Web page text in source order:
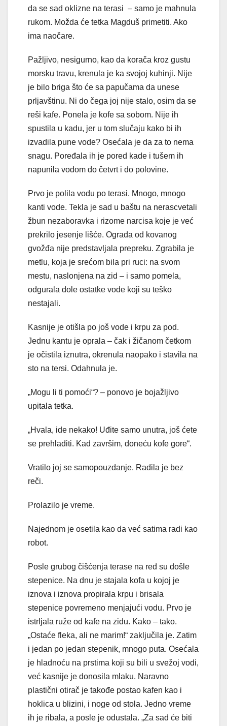
da se sad oklizne na terasi – samo je mahnula
rukom. Možda će tetka Magduš primetiti. Ako
ima naočare.
Pažljivo, nesigurno, kao da korača kroz gustu
morsku travu, krenula je ka svojoj kuhinji. Nije
je bilo briga što će sa papučama da unese
prljavštinu. Ni do čega joj nije stalo, osim da se
reši kafe. Ponela je kofe sa sobom. Nije ih
spustila u kadu, jer u tom slučaju kako bi ih
izvadila pune vode? Osećala je da za to nema
snagu. Poređala ih je pored kade i tušem ih
napunila vodom do četvrt i do polovine.
Prvo je polila vodu po terasi. Mnogo, mnogo
kanti vode. Tekla je sad u baštu na nerascvetali
žbun nezaboravka i rizome narcisa koje je već
prekrilo jesenje lišće. Ograda od kovanog
gvožđa nije predstavljala prepreku. Zgrabila je
metlu, koja je srećom bila pri ruci: na svom
mestu, naslonjena na zid – i samo pomela,
odgurala dole ostatke vode koji su teško
nestajali.
Kasnije je otišla po još vode i krpu za pod.
Jednu kantu je oprala – čak i žičanom četkom
je očistila iznutra, okrenula naopako i stavila na
sto na tersi. Odahnula je.
„Mogu li ti pomoći“? – ponovo je bojažljivo
upitala tetka.
„Hvala, ide nekako! Uđite samo unutra, još ćete
se prehladiti. Kad završim, doneću kofe gore“.
Vratilo joj se samopouzdanje. Radila je bez
reči.
Prolazilo je vreme.
Najednom je osetila kao da već satima radi kao
robot.
Posle grubog čišćenja terase na red su došle
stepenice. Na dnu je stajala kofa u kojoj je
iznova i iznova propirala krpu i brisala
stepenice povremeno menjajući vodu. Prvo je
istrljala ruže od kafe na zidu. Kako – tako.
„Ostaće fleka, ali ne marim!“ zaključila je. Zatim
i jedan po jedan stepenik, mnogo puta. Osećala
je hladnoću na prstima koji su bili u svežoj vodi,
već kasnije je donosila mlaku. Naravno
plastični otirač je takođe postao kafen kao i
hoklica u blizini, i noge od stola. Jedno vreme
ih je ribala, a posle je odustala. „Za sad će biti